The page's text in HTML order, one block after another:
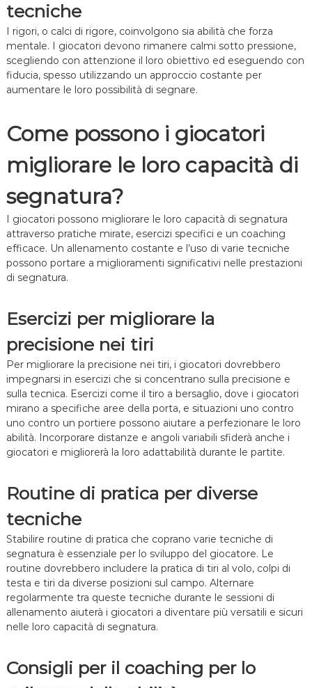
tecniche
I rigori, o calci di rigore, coinvolgono sia abilità che forza
mentale. I giocatori devono rimanere calmi sotto pressione,
scegliendo con attenzione il loro obiettivo ed eseguendo con
fiducia, spesso utilizzando un approccio costante per
aumentare le loro possibilità di segnare.
Come possono i giocatori
migliorare le loro capacità di
segnatura?
I giocatori possono migliorare le loro capacità di segnatura
attraverso pratiche mirate, esercizi specifici e un coaching
efficace. Un allenamento costante e l’uso di varie tecniche
possono portare a miglioramenti significativi nelle prestazioni
di segnatura.
Esercizi per migliorare la
precisione nei tiri
Per migliorare la precisione nei tiri, i giocatori dovrebbero
impegnarsi in esercizi che si concentrano sulla precisione e
sulla tecnica. Esercizi come il tiro a bersaglio, dove i giocatori
mirano a specifiche aree della porta, e situazioni uno contro
uno contro un portiere possono aiutare a perfezionare le loro
abilità. Incorporare distanze e angoli variabili sfiderà anche i
giocatori e migliorerà la loro adattabilità durante le partite.
Routine di pratica per diverse
tecniche
Stabilire routine di pratica che coprano varie tecniche di
segnatura è essenziale per lo sviluppo del giocatore. Le
routine dovrebbero includere la pratica di tiri al volo, colpi di
testa e tiri da diverse posizioni sul campo. Alternare
regolarmente tra queste tecniche durante le sessioni di
allenamento aiuterà i giocatori a diventare più versatili e sicuri
nelle loro capacità di segnatura.
Consigli per il coaching per lo